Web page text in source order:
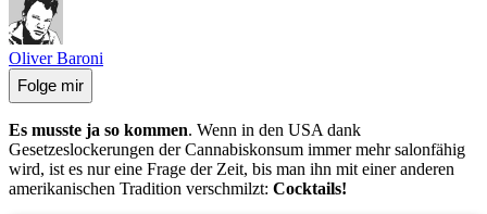
Oliver Baroni
Folge mir
Es musste ja so kommen. Wenn in den USA dank
Gesetzeslockerungen der Cannabiskonsum immer mehr salonfähig
wird, ist es nur eine Frage der Zeit, bis man ihn mit einer anderen
amerikanischen Tradition verschmilzt: Cocktails!